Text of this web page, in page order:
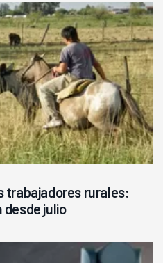
trabajadores rurales:
julio